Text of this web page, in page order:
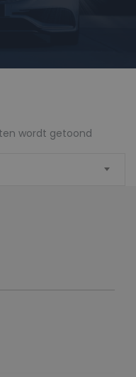
wordt getoond